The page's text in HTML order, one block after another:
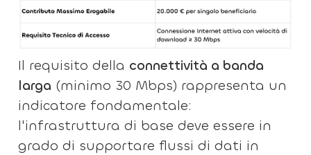
Il requisito della connettività a banda
larga (minimo 30 Mbps) rappresenta un
indicatore fondamentale:
l'infrastruttura di base deve essere in
grado di supportare flussi di dati in